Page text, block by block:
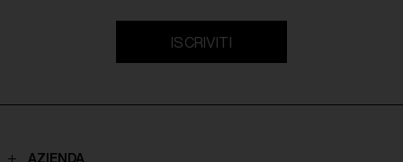
ISCRIVITI
AZIENDA